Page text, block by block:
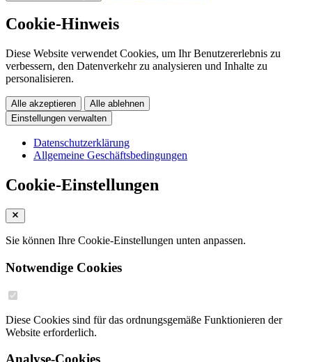
Cookie-Hinweis
Diese Website verwendet Cookies, um Ihr Benutzererlebnis zu
verbessern, den Datenverkehr zu analysieren und Inhalte zu
personalisieren.
Alle akzeptieren
Alle ablehnen
Einstellungen verwalten
Datenschutzerklärung
Allgemeine Geschäftsbedingungen
Cookie-Einstellungen
Sie können Ihre Cookie-Einstellungen unten anpassen.
Notwendige Cookies
Diese Cookies sind für das ordnungsgemäße Funktionieren der
Website erforderlich.